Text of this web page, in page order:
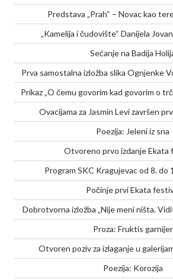
Predstava „Prah“ – Novac kao
„Kamelija i čudovište“ Danijela
Sećanje na Badija
Prva samostalna izložba slika Ognjenke
Prikaz „O čemu govorim kad govorim o
Ovacijama za Jasmin Levi završen
Poezija: Jeleni iz sna
Otvoreno prvo izdanje Ekata
Program SKC Kragujevac od 8. do
Počinje prvi Ekata
Dobrotvorna izložba „Nije meni ništa.
Proza: Fruktis garnijer
Otvoren poziv za izlaganje u
Poezija: Korozija